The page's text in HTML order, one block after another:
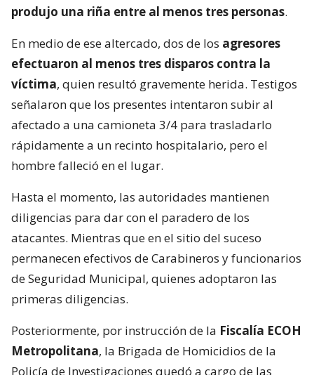
produjo una riña entre al menos tres personas.
En medio de ese altercado, dos de los agresores
efectuaron al menos tres disparos contra la
víctima, quien resultó gravemente herida. Testigos
señalaron que los presentes intentaron subir al
afectado a una camioneta 3/4 para trasladarlo
rápidamente a un recinto hospitalario, pero el
hombre falleció en el lugar.
Hasta el momento, las autoridades mantienen
diligencias para dar con el paradero de los
atacantes. Mientras que en el sitio del suceso
permanecen efectivos de Carabineros y funcionarios
de Seguridad Municipal, quienes adoptaron las
primeras diligencias.
Posteriormente, por instrucción de la Fiscalía ECOH
Metropolitana, la Brigada de Homicidios de la
Policía de Investigaciones quedó a cargo de las